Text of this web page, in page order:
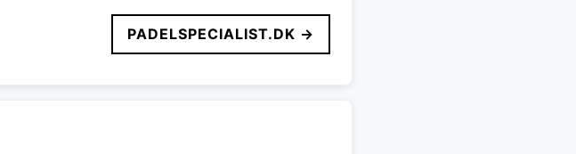
PADELSPECIALIST.DK →